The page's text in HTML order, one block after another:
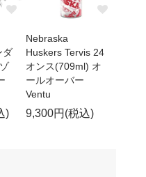
ダ
)
Nebraska
Huskers Tervis 24
オンス(709ml) オ
ールオーバー
Ventu
9,300円(税込)